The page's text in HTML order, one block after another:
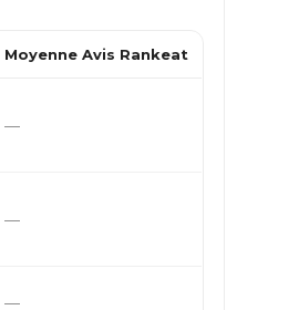
Moyenne Avis Rankeat
—
—
—